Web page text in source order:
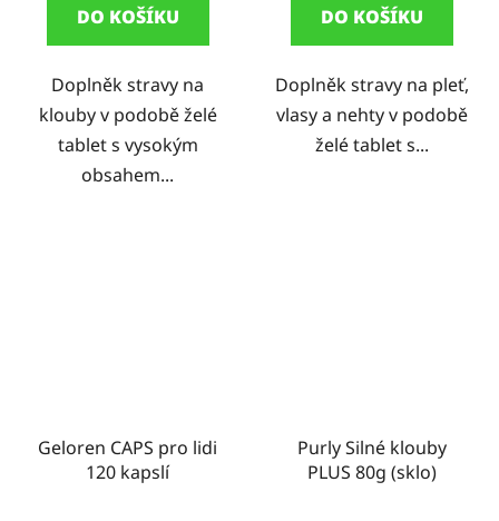
DO KOŠÍKU
Doplněk stravy na
klouby v podobě želé
tablet s vysokým
obsahem...
DO KOŠÍKU
Doplněk stravy na pleť,
vlasy a nehty v podobě
želé tablet s...
Geloren CAPS pro lidi
120 kapslí
Purly Silné klouby
PLUS 80g (sklo)